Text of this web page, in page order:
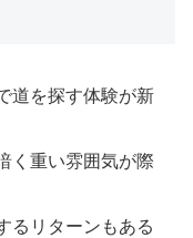
道を探す体験が新
く重い雰囲気が際
るリターンもある